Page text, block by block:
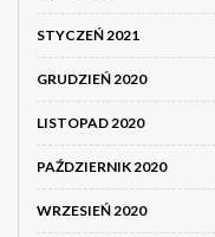
STYCZEŃ 2021
GRUDZIEŃ 2020
LISTOPAD 2020
PAŹDZIERNIK 2020
WRZESIEŃ 2020